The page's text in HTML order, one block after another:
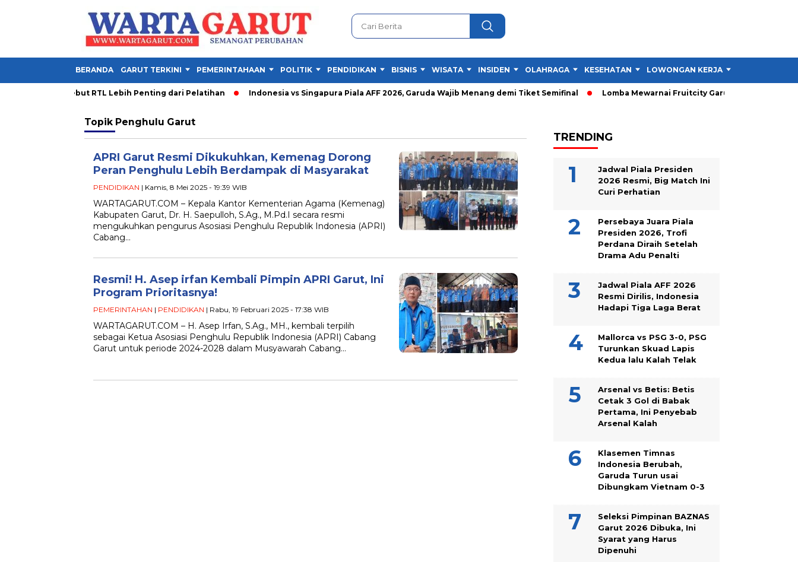
BERANDA GARUT TERKINI PEMERINTAHAAN POLITIK PENDIDIKAN BISNIS WISATA INSIDEN OLAHRAGA KESEHATAN LOWONGAN KERJA
PDM Garut Sebut RTL Lebih Penting dari Pelatihan Indonesia vs Singapura Piala AFF 2026, Garuda Wajib Menang demi Tiket Semifinal Lomba Mewarnai Fruitcity Garut Dibuka, Anak
Topik Penghulu Garut
APRI Garut Resmi Dikukuhkan, Kemenag Dorong
Peran Penghulu Lebih Berdampak di Masyarakat
PENDIDIKAN | Kamis, 8 Mei 2025 - 19:39 WIB
WARTAGARUT.COM – Kepala Kantor Kementerian Agama (Kemenag)
Kabupaten Garut, Dr. H. Saepulloh, S.Ag., M.Pd.I secara resmi
mengukuhkan pengurus Asosiasi Penghulu Republik Indonesia (APRI)
Cabang…
Resmi! H. Asep irfan Kembali Pimpin APRI Garut, Ini
Program Prioritasnya!
PEMERINTAHAN | PENDIDIKAN | Rabu, 19 Februari 2025 - 17:38 WIB
WARTAGARUT.COM – H. Asep Irfan, S.Ag., MH., kembali terpilih
sebagai Ketua Asosiasi Penghulu Republik Indonesia (APRI) Cabang
Garut untuk periode 2024-2028 dalam Musyawarah Cabang…
TRENDING
Jadwal Piala Presiden
2026 Resmi, Big Match Ini
Curi Perhatian
Persebaya Juara Piala
Presiden 2026, Trofi
Perdana Diraih Setelah
Drama Adu Penalti
Jadwal Piala AFF 2026
Resmi Dirilis, Indonesia
Hadapi Tiga Laga Berat
Mallorca vs PSG 3-0, PSG
Turunkan Skuad Lapis
Kedua lalu Kalah Telak
Arsenal vs Betis: Betis
Cetak 3 Gol di Babak
Pertama, Ini Penyebab
Arsenal Kalah
Klasemen Timnas
Indonesia Berubah,
Garuda Turun usai
Dibungkam Vietnam 0-3
Seleksi Pimpinan BAZNAS
Garut 2026 Dibuka, Ini
Syarat yang Harus
Dipenuhi